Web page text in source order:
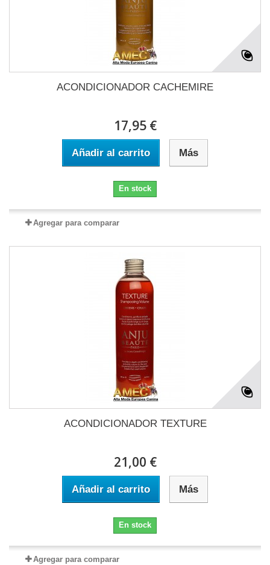
ACONDICIONADOR CACHEMIRE
17,95 €
Añadir al carrito Más
En stock
Agregar para comparar
ACONDICIONADOR TEXTURE
21,00 €
Añadir al carrito Más
En stock
Agregar para comparar